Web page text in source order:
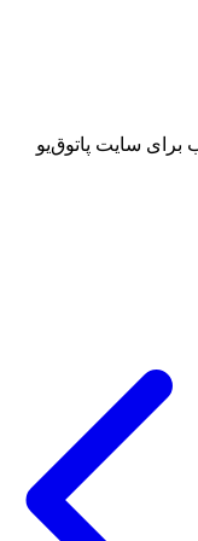
برای سایت پاتوق‌یو